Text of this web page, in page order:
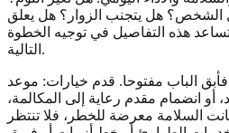
الشخص؟ هل يتجنب الزوار؟ هل يعلق
هذه التفاصيل في توجيه الخطوة
التالية.
الباب مفتوحا. قدم خيارات: موعد
أو انضمام مقدم رعاية إلى المكالمة،
السلامة معرضة للخطر، فلا تنتظر